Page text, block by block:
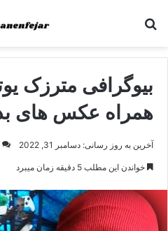
بیوگرافی مترزک
همراه عکس های
آخرین به روز رسانی: دسامبر 31, 2022
خواندن این مطلب 5 دقیقه زمان میبرد